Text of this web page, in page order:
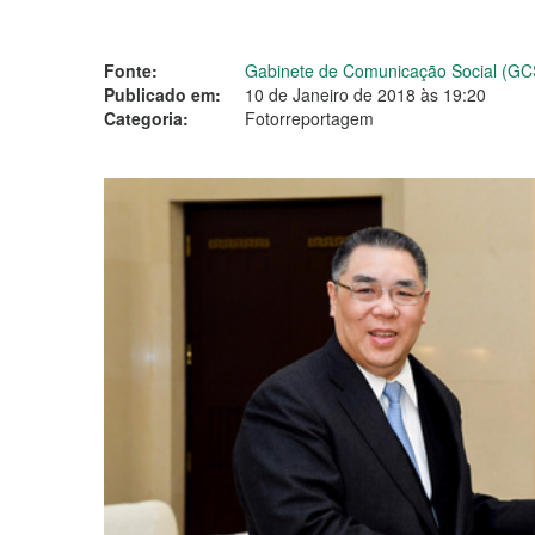
Fonte:
Gabinete de Comunicação Social
Publicado em:
10 de Janeiro de 2018 às 19:20
Categoria:
Fotorreportagem